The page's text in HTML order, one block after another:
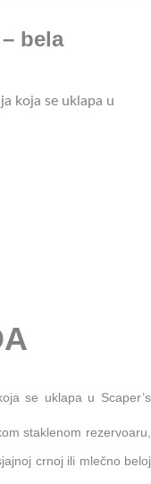
bela
koja se uklapa u
se uklapa u Scaper’s
staklenom rezervoaru,
crnoj ili mlečno beloj